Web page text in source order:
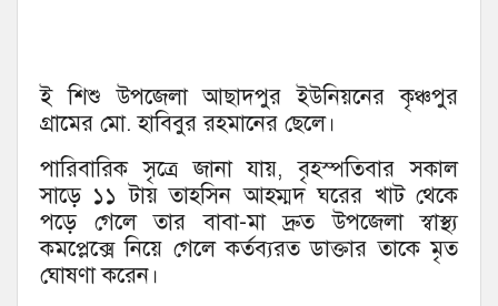
ই শিশু উপজেলা আছাদপুর ইউনিয়নের কৃঞ্চপুর
গ্রামের মো. হাবিবুর রহমানের ছেলে।
পারিবারিক সৃত্রে জানা যায়, বৃহস্পতিবার সকাল
সাড়ে ১১ টায় তাহসিন আহম্মদ ঘরের খাট থেকে
পড়ে গেলে তার বাবা-মা দ্রুত উপজেলা স্বাস্থ্য
কমপ্লেক্সে নিয়ে গেলে কর্তব্যরত ডাক্তার তাকে মৃত
ঘোষণা করেন।